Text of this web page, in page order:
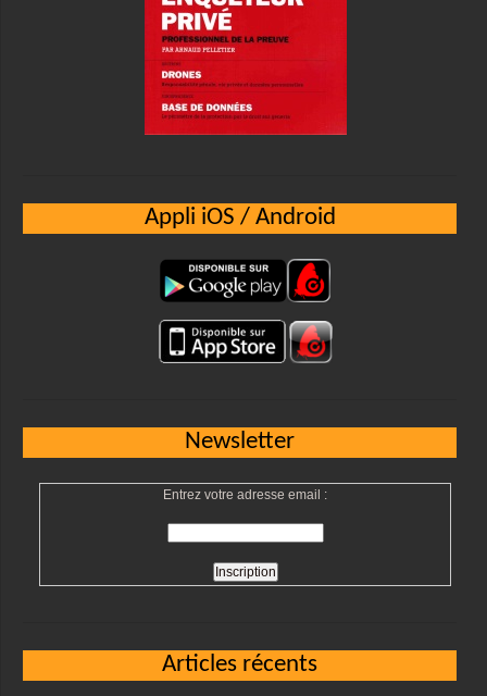
Appli iOS / Android
Newsletter
Entrez votre adresse email :
Articles récents